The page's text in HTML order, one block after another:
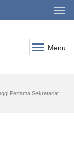
Menu
Pertama Sekretariat